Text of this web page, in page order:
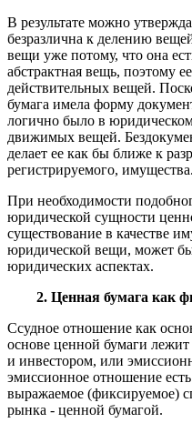
В результате можно
безразлична к делению
вещи уже потому, что она
абстрактная вещь, поэтому
действительных вещей.
бумага имела форму
логично было в
движимых вещей.
делает ее как бы ближе к
регистрируемого, имущества.
При необходимости
юридической сущности
существование в качестве
юридической вещи, может
юридических аспектах.
2. Ценная бумага как
Ссудное отношение как
основе ценной бумаги
и инвестором, или
эмиссионное отношение
выражаемое (фиксируемое)
рынка - ценной бумагой.